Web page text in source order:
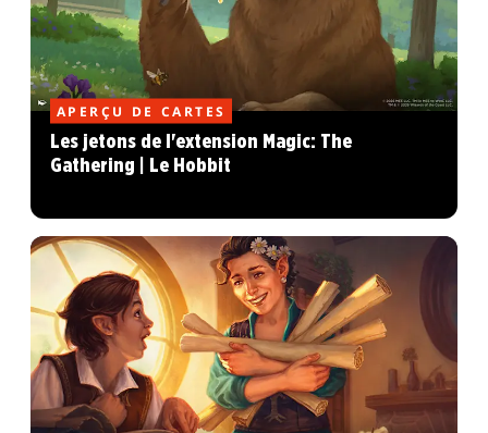
APERÇU DE CARTES
Les jetons de l'extension Magic: The
Gathering | Le Hobbit